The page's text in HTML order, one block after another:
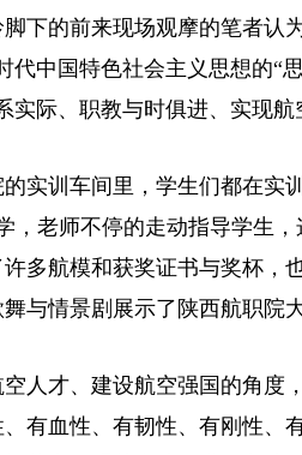
下的前来现场观摩的笔者认
代中国特色社会主义思想的
际、职教与时俱进、实现航
实训车间里，学生们都在实
，老师不停的走动指导学生
多航模和获奖证书与奖杯
与情景剧展示了陕西航职院
人才、建设航空强国的角度
有血性、有韧性、有刚性